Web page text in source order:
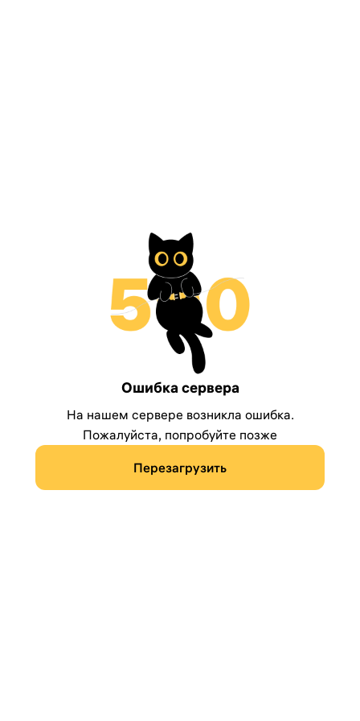
Ошибка сервера
На нашем сервере возникла ошибка.
Пожалуйста, попробуйте позже
Перезагрузить